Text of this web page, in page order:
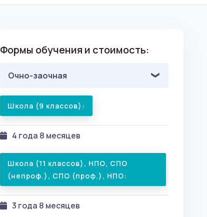
Формы обучения и стоимость:
Очно-заочная
Школа (9 классов):
4 года 8 месяцев
Школа (11 классов), НПО, СПО
(непроф.), СПО (проф.), НПО:
3 года 8 месяцев